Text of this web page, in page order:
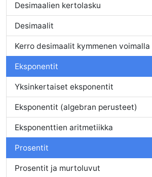
Desimaalien kertolasku
Desimaalit
Kerro desimaalit kymmenen voimalla
Eksponentit
Yksinkertaiset eksponentit
Eksponentit (algebran perusteet)
Eksponenttien aritmetiikka
Prosentit
Prosentit ja murtoluvut